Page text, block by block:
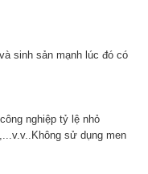
sinh sản mạnh lúc đó có
nghiệp tỷ lệ nhỏ
sử dụng men